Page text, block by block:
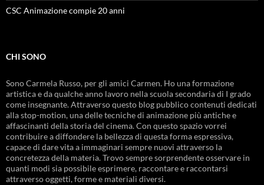
CSC Animazione compie 20 anni
CHI SONO
Sono Carmela Russo, per gli amici Carmen. Ho una formazione
artistica e da qualche anno lavoro nella scuola secondaria di I grado
come insegnante. Attraverso questo blog pubblico contenuti dedicati
alla stop-motion, una delle tecniche di animazione più antiche e
affascinanti della storia del cinema. Con questo spazio vorrei
contribuire a diffondere la bellezza di questa forma espressiva,
capace di dare vita a immaginari sempre nuovi attraverso la
concretezza della materia. Trovo sempre sorprendente osservare in
quanti modi sia possibile esprimere, raccontare e raccontarsi
attraverso oggetti, forme e materiali diversi.